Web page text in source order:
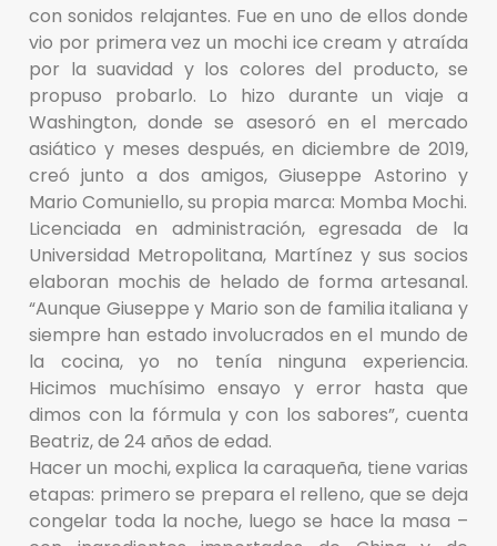
con sonidos relajantes. Fue en uno de ellos donde
vio por primera vez un mochi ice cream y atraída
por la suavidad y los colores del producto, se
propuso probarlo. Lo hizo durante un viaje a
Washington, donde se asesoró en el mercado
asiático y meses después, en diciembre de 2019,
creó junto a dos amigos, Giuseppe Astorino y
Mario Comuniello, su propia marca: Momba Mochi.
Licenciada en administración, egresada de la
Universidad Metropolitana, Martínez y sus socios
elaboran mochis de helado de forma artesanal.
“Aunque Giuseppe y Mario son de familia italiana y
siempre han estado involucrados en el mundo de
la cocina, yo no tenía ninguna experiencia.
Hicimos muchísimo ensayo y error hasta que
dimos con la fórmula y con los sabores”, cuenta
Beatriz, de 24 años de edad.
Hacer un mochi, explica la caraqueña, tiene varias
etapas: primero se prepara el relleno, que se deja
congelar toda la noche, luego se hace la masa –